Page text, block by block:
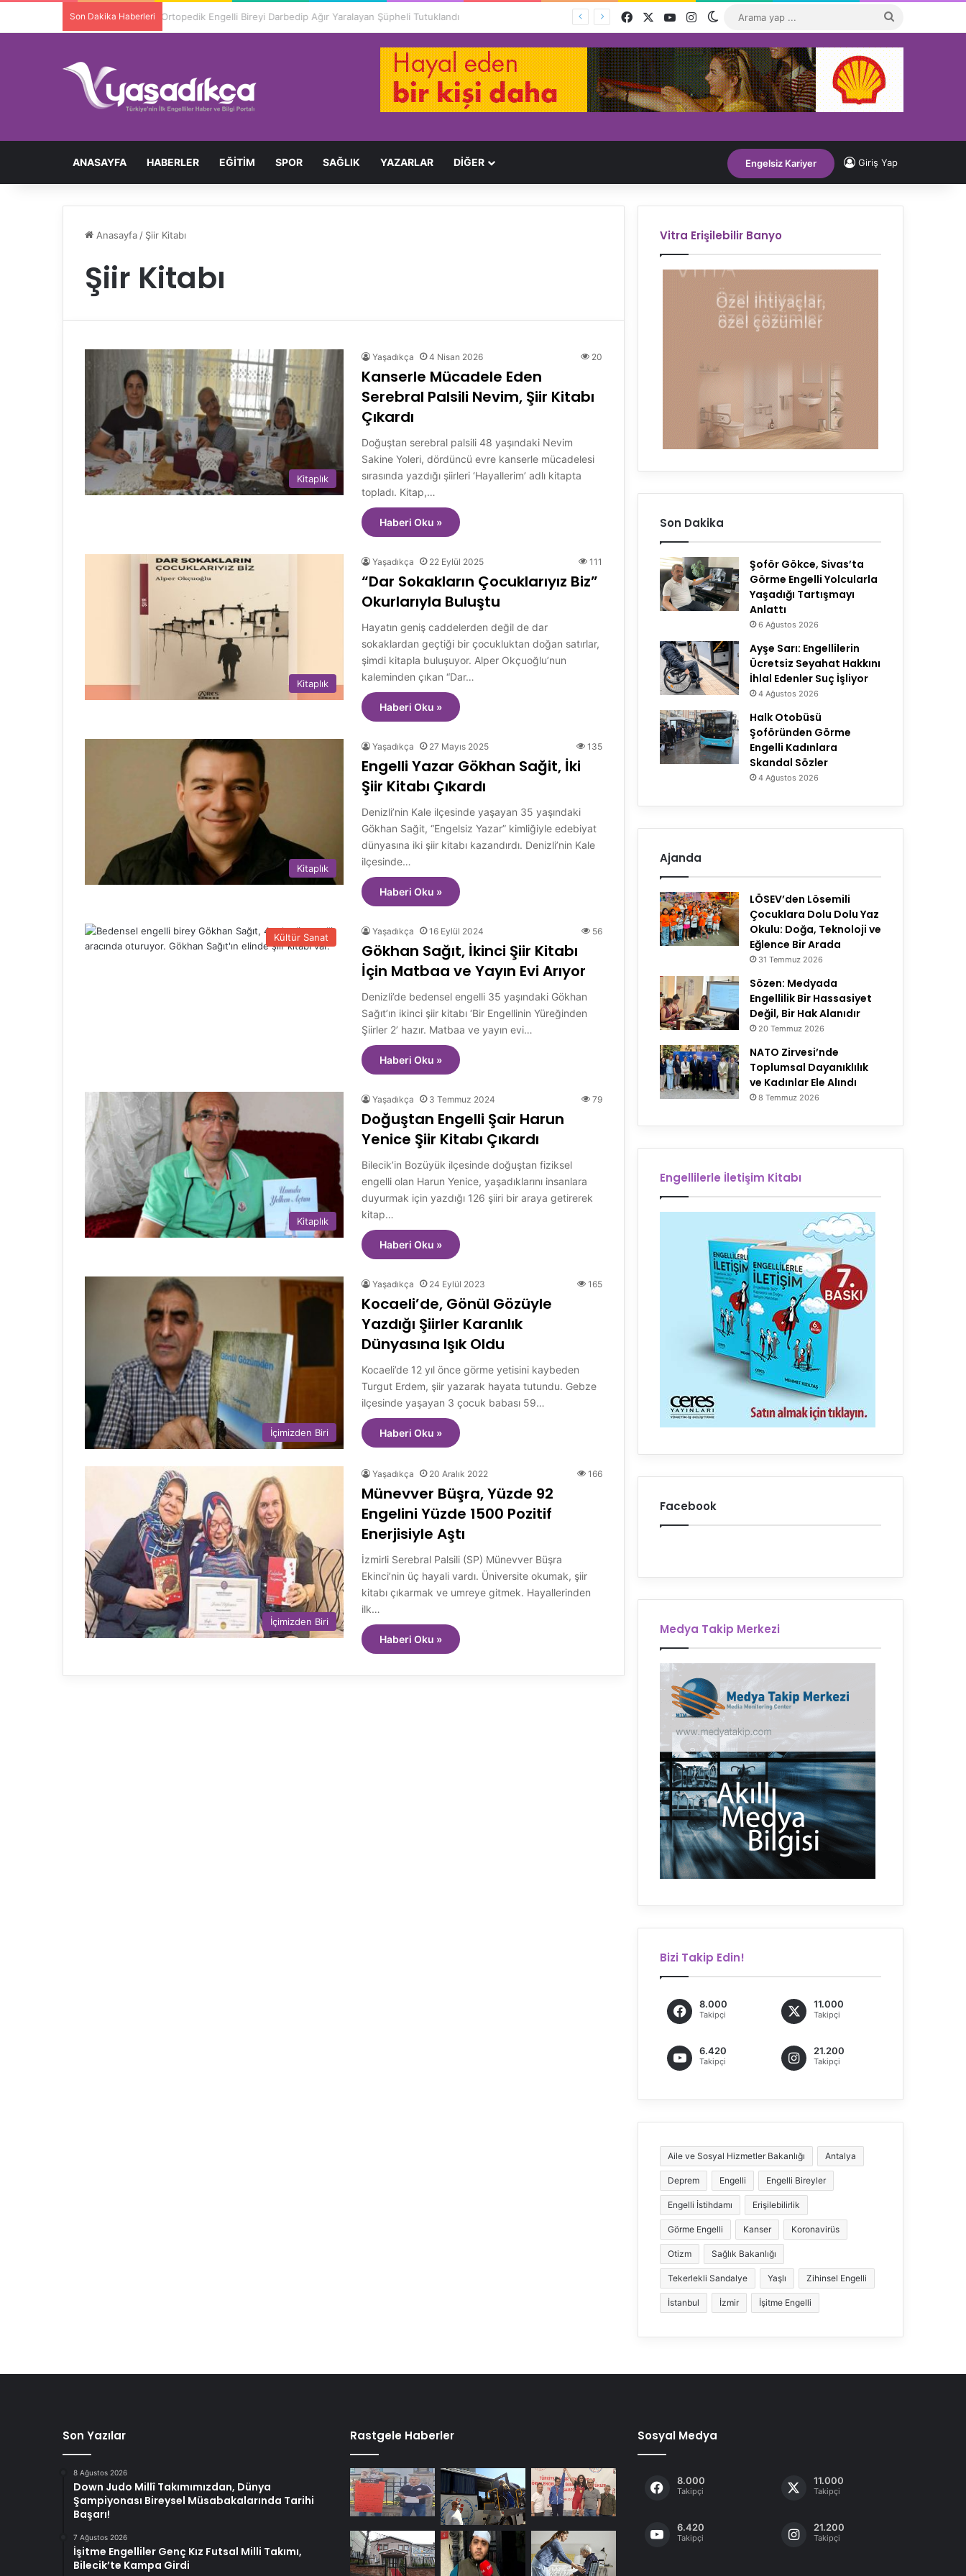
Son Dakika Haberleri Ortopedik Engelli Bireyi Darbedip Ağır Yaralayan Şüpheli Tutuklandı Facebook YouTubeInstagramDış görünümü değiştir
...
ANASAYFA HABERLER EĞITIM SPOR SAĞLIK YAZARLAR DİĞER Engelsiz Kariyer Giriş Yap
Anasayfa / Şiir Kitabı
Şiir Kitabı
Kitaplık
Yaşadıkça 4 Nisan 2026 20
Kanserle Mücadele Eden
Serebral Palsili Nevim, Şiir Kitabı
Çıkardı
Doğuştan serebral palsili 48 yaşındaki Nevim
Sakine Yoleri, dördüncü evre kanserle mücadelesi
sırasında yazdığı şiirleri ‘Hayallerim’ adlı kitapta
topladı. Kitap,…
Haberi Oku »
Kitaplık
Yaşadıkça 22 Eylül 2025 111
“Dar Sokakların Çocuklarıyız Biz”
Okurlarıyla Buluştu
Hayatın geniş caddelerden değil de dar
sokaklardan geçtiği bir çocukluktan doğan satırlar,
şimdi kitapla buluşuyor. Alper Okçuoğlu’nun
kaleminden çıkan “Dar…
Haberi Oku »
Kitaplık
Yaşadıkça 27 Mayıs 2025 135
Engelli Yazar Gökhan Sağit, İki
Şiir Kitabı Çıkardı
Denizli’nin Kale ilçesinde yaşayan 35 yaşındaki
Gökhan Sağit, “Engelsiz Yazar” kimliğiyle edebiyat
dünyasına iki şiir kitabı kazandırdı. Denizli’nin Kale
ilçesinde…
Haberi Oku »
Kültür Sanat
Yaşadıkça 16 Eylül 2024 56
Gökhan Sağıt, İkinci Şiir Kitabı
İçin Matbaa ve Yayın Evi Arıyor
Denizli’de bedensel engelli 35 yaşındaki Gökhan
Sağıt’ın ikinci şiir kitabı ‘Bir Engellinin Yüreğinden
Şiirler 2’ hazır. Matbaa ve yayın evi…
Haberi Oku »
Kitaplık
Yaşadıkça 3 Temmuz 2024 79
Doğuştan Engelli Şair Harun
Yenice Şiir Kitabı Çıkardı
Bilecik’in Bozüyük ilçesinde doğuştan fiziksel
engelli olan Harun Yenice, yaşadıklarını insanlara
duyurmak için yazdığı 126 şiiri bir araya getirerek
kitap…
Haberi Oku »
İçimizden Biri
Yaşadıkça 24 Eylül 2023 165
Kocaeli’de, Gönül Gözüyle
Yazdığı Şiirler Karanlık
Dünyasına Işık Oldu
Kocaeli’de 12 yıl önce görme yetisini kaybeden
Turgut Erdem, şiir yazarak hayata tutundu. Gebze
ilçesinde yaşayan 3 çocuk babası 59…
Haberi Oku »
İçimizden Biri
Yaşadıkça 20 Aralık 2022 166
Münevver Büşra, Yüzde 92
Engelini Yüzde 1500 Pozitif
Enerjisiyle Aştı
İzmirli Serebral Palsili (SP) Münevver Büşra
Ekinci’nin üç hayali vardı. Üniversite okumak, şiir
kitabı çıkarmak ve umreye gitmek. Hayallerinden
ilk…
Haberi Oku »
Vitra Erişilebilir Banyo
Son Dakika
Şoför Gökce, Sivas’ta
Görme Engelli Yolcularla
Yaşadığı Tartışmayı
Anlattı
6 Ağustos 2026
Ayşe Sarı: Engellilerin
Ücretsiz Seyahat Hakkını
İhlal Edenler Suç İşliyor
4 Ağustos 2026
Halk Otobüsü
Şoföründen Görme
Engelli Kadınlara
Skandal Sözler
4 Ağustos 2026
Ajanda
LÖSEV’den Lösemili
Çocuklara Dolu Dolu Yaz
Okulu: Doğa, Teknoloji ve
Eğlence Bir Arada
31 Temmuz 2026
Sözen: Medyada
Engellilik Bir Hassasiyet
Değil, Bir Hak Alanıdır
20 Temmuz 2026
NATO Zirvesi’nde
Toplumsal Dayanıklılık
ve Kadınlar Ele Alındı
8 Temmuz 2026
Engellilerle İletişim Kitabı
Facebook
Medya Takip Merkezi
Bizi Takip Edin!
8.000
Takipçi
11.000
Takipçi
6.420
Takipçi
21.200
Takipçi
Aile ve Sosyal Hizmetler Bakanlığı Antalya
Deprem Engelli Engelli Bireyler
Engelli İstihdamı Erişilebilirlik
Görme Engelli Kanser Koronavirüs
Otizm Sağlık Bakanlığı
Tekerlekli Sandalye Yaşlı Zihinsel Engelli
İstanbul İzmir İşitme Engelli
Son Yazılar
8 Ağustos 2026
Down Judo Millî Takımımızdan, Dünya
Şampiyonası Bireysel Müsabakalarında Tarihi
Başarı!
7 Ağustos 2026
İşitme Engelliler Genç Kız Futsal Milli Takımı,
Bilecik’te Kampa Girdi
Rastgele Haberler Sosyal Medya
8.000
Takipçi
11.000
Takipçi
6.420
Takipçi
21.200
Takipçi